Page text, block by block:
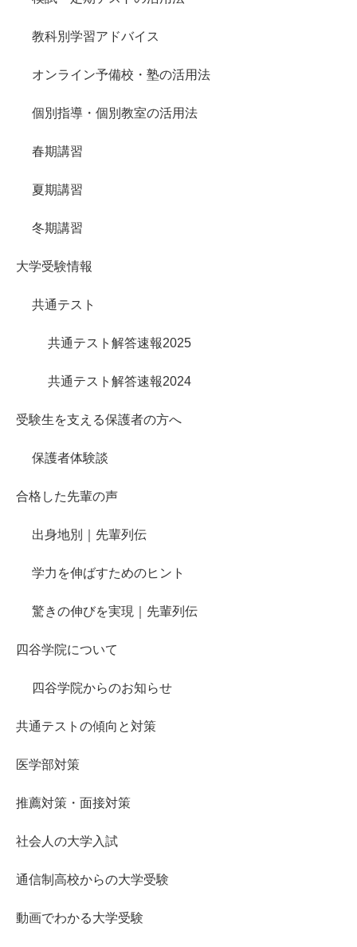
教科別学習アドバイス
オンライン予備校・塾の活用法
個別指導・個別教室の活用法
春期講習
夏期講習
冬期講習
大学受験情報
共通テスト
共通テスト解答速報2025
共通テスト解答速報2024
受験生を支える保護者の方へ
保護者体験談
合格した先輩の声
出身地別｜先輩列伝
学力を伸ばすためのヒント
驚きの伸びを実現｜先輩列伝
四谷学院について
四谷学院からのお知らせ
共通テストの傾向と対策
医学部対策
推薦対策・面接対策
社会人の大学入試
通信制高校からの大学受験
動画でわかる大学受験